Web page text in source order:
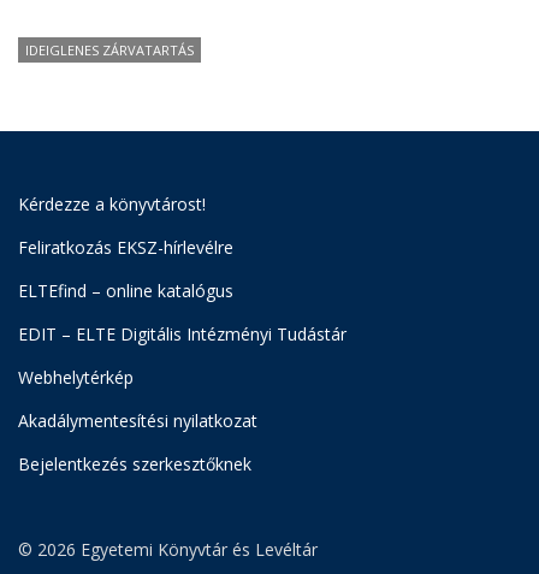
IDEIGLENES ZÁRVATARTÁS
Kérdezze a könyvtárost!
Feliratkozás EKSZ-hírlevélre
ELTEfind – online katalógus
EDIT – ELTE Digitális Intézményi Tudástár
Webhelytérkép
Akadálymentesítési nyilatkozat
Bejelentkezés szerkesztőknek
© 2026 Egyetemi Könyvtár és Levéltár